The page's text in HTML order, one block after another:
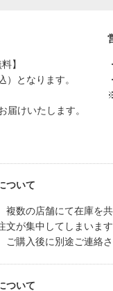
】
）となります。
届けいたします。
ついて
複数の店舗にて在庫を
文が集中してしまいま
ご購入後に別途ご連絡さ
ついて